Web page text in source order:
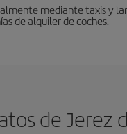
mediante taxis y
de alquiler de coches.
de Jerez